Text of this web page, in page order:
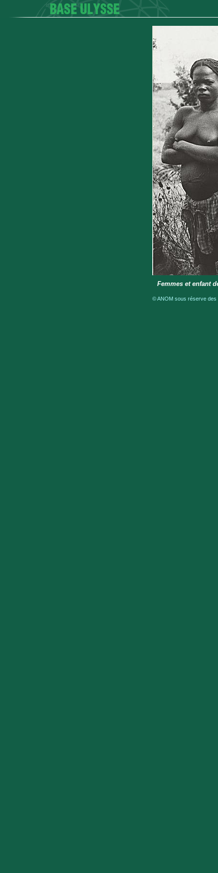
Femmes et enfant
© ANOM sous réserve